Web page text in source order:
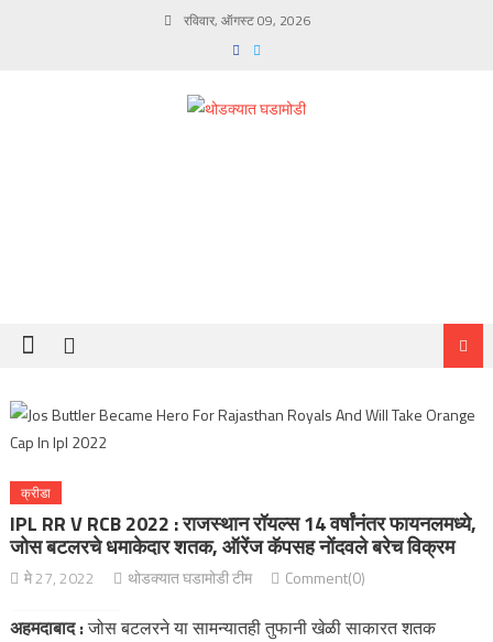
रविवार, ऑगस्ट 09, 2026
क्रीडा
IPL RR V RCB 2022 : राजस्थान रॉयल्स 14 वर्षांनंतर फायनलमध्ये,
जोस बटलरचे धमाकेदार शतक, ऑरेंज कॅपसह नोंदवले बरेच विक्रम
मे 27, 2022 थोडक्यात घडामोडी टीम Comment(0)
अहमदाबाद :जोस बटलरने या सामन्यातही तुफानी खेळी साकारत शतक